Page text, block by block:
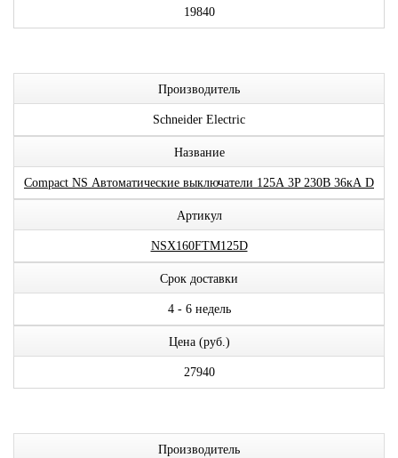
19840
Производитель
Schneider Electric
Название
Compact NS Автоматические выключатели 125А 3P 230В 36кА D
Артикул
NSX160FTM125D
Срок доставки
4 - 6 недель
Цена (руб.)
27940
Производитель